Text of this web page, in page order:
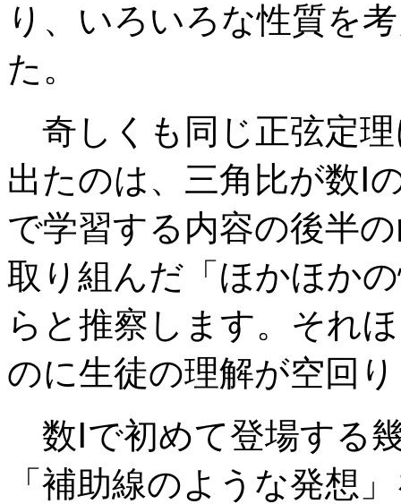
り、いろいろな性質を
た。
奇しくも同じ正弦定
出たのは、三角比が数Ⅰ
で学習する内容の後半
取り組んだ「ほかほか
らと推察します。それ
のに生徒の理解が空回
数Ⅰで初めて登場する
「補助線のような発想